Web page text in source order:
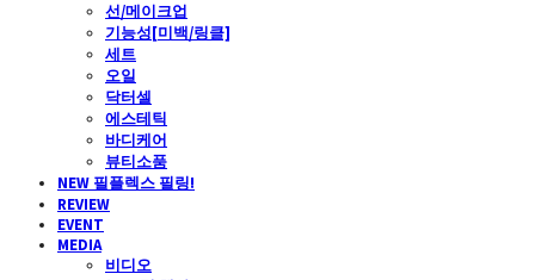
선/메이크업
기능성[미백/링클]
세트
오일
닥터셀
에스테틱
바디케어
뷰티소품
NEW 필플렉스 필링!
REVIEW
EVENT
MEDIA
비디오